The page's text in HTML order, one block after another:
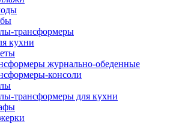
трансформеры
кухни
журнально-обеденные
консоли
трансформеры для кухни